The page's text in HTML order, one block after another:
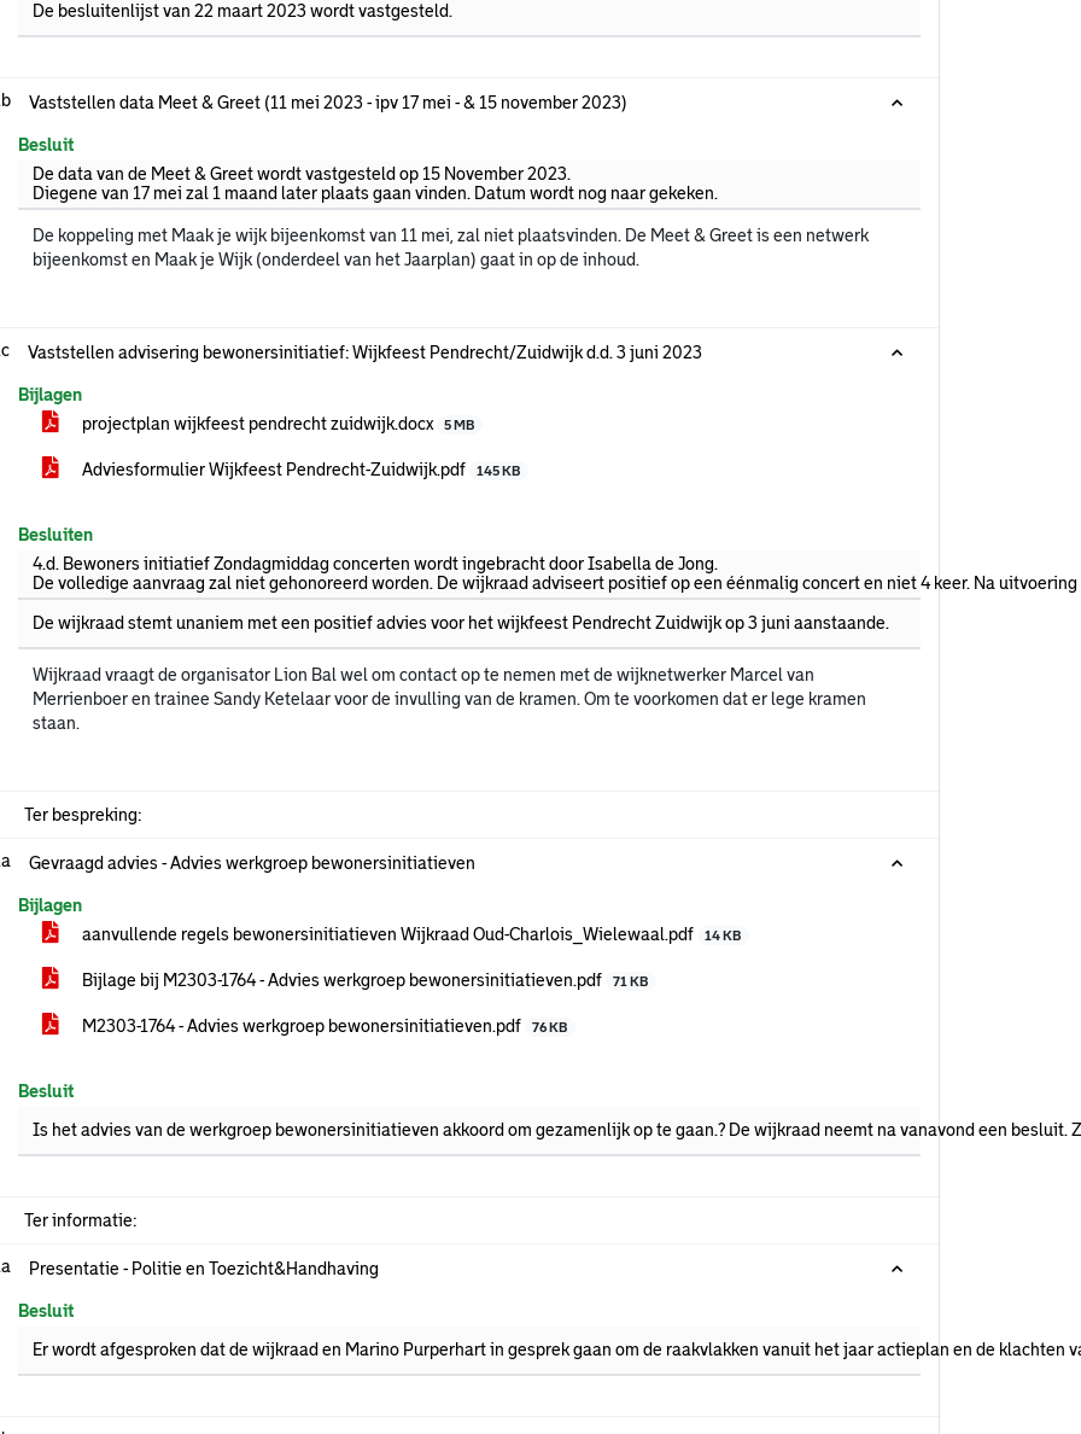
De besluitenlijst van 22 maart 2023 wordt vastgesteld.
Vaststellen data Meet & Greet (11 mei 2023 - ipv 17 mei - & 15 november 2023)
Besluit
De data van de Meet & Greet wordt vastgesteld op 15 November 2023.
Diegene van 17 mei zal 1 maand later plaats gaan vinden. Datum wordt nog naar gekeken.
De koppeling met Maak je wijk bijeenkomst van 11 mei, zal niet plaatsvinden. De Meet & Greet is een netwerk
bijeenkomst en Maak je Wijk (onderdeel van het Jaarplan) gaat in op de inhoud.
Vaststellen advisering bewonersinitiatief: Wijkfeest Pendrecht/Zuidwijk d.d. 3 juni 2023
Bijlagen
projectplan wijkfeest pendrecht zuidwijk.docx
5 MB
Adviesformulier Wijkfeest Pendrecht-Zuidwijk.pdf 145 KB
Besluiten
4.d. Bewoners initiatief Zondagmiddag concerten wordt ingebracht door Isabella de Jong.
De volledige aanvraag zal niet gehonoreerd worden. De wijkraad adviseert positief op een éénmalig concert en niet 4 keer. Na
De wijkraad stemt unaniem met een positief advies voor het wijkfeest Pendrecht Zuidwijk op 3 juni aanstaande.
Wijkraad vraagt de organisator Lion Bal wel om contact op te nemen met de wijknetwerker Marcel van
Merrienboer en trainee Sandy Ketelaar voor de invulling van de kramen. Om te voorkomen dat er lege kramen
staan.
Ter bespreking:
Gevraagd advies - Advies werkgroep bewonersinitiatieven
Bijlagen
aanvullende regels bewonersinitiatieven Wijkraad Oud-Charlois_Wielewaal.pdf
14 KB
Bijlage bij M2303-1764 - Advies werkgroep bewonersinitiatieven.pdf 71 KB
M2303-1764 - Advies werkgroep bewonersinitiatieven.pdf 76 KB
Besluit
Is het advies van de werkgroep bewonersinitiatieven akkoord om gezamenlijk op te gaan.? De wijkraad neemt na vanavond een besluit.
Ter informatie:
Presentatie - Politie en Toezicht&Handhaving
Besluit
Er wordt afgesproken dat de wijkraad en Marino Purperhart in gesprek gaan om de raakvlakken vanuit het jaar actieplan en de